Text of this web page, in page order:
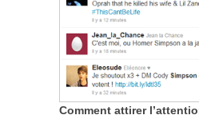
Comment attirer